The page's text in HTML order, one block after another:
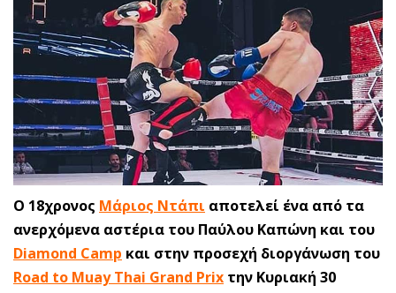
Ο 18χρονος Μάριος Ντάπι αποτελεί ένα από τα
ανερχόμενα αστέρια του Παύλου Καπώνη και του
Diamond Camp και στην προσεχή διοργάνωση του
Road to Muay Thai Grand Prix την Κυριακή 30